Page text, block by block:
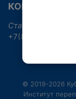
КОНТАКТНАЯ
Ставропольская
+7(861)219-96-
© 2019-2026
Институт